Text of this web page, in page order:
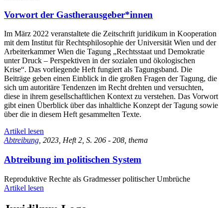
Vorwort der Gastherausgeber*innen
Im März 2022 veranstaltete die Zeitschrift juridikum in Kooperation
mit dem Institut für Rechtsphilosophie der Universität Wien und der
Arbeiterkammer Wien die Tagung „Rechtsstaat und Demokratie
unter Druck – Perspektiven in der sozialen und ökologischen
Krise“. Das vorliegende Heft fungiert als Tagungsband. Die
Beiträge geben einen Einblick in die großen Fragen der Tagung, die
sich um autoritäre Tendenzen im Recht drehten und versuchten,
diese in ihrem gesellschaftlichen Kontext zu verstehen. Das Vorwort
gibt einen Überblick über das inhaltliche Konzept der Tagung sowie
über die in diesem Heft gesammelten Texte.
Artikel lesen
Abtreibung , 2023, Heft 2, S. 206 - 208, thema
Abtreibung im politischen System
Reproduktive Rechte als Gradmesser politischer Umbrüche
Artikel lesen